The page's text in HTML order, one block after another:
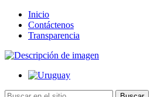
Inicio
Contáctenos
Transparencia